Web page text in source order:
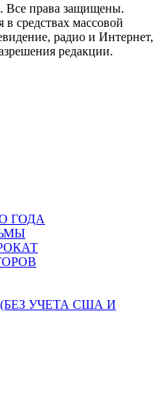
Все права защищены.
средствах массовой
радио и Интернет,
редакции.
ГОДА
УЧЕТА США И